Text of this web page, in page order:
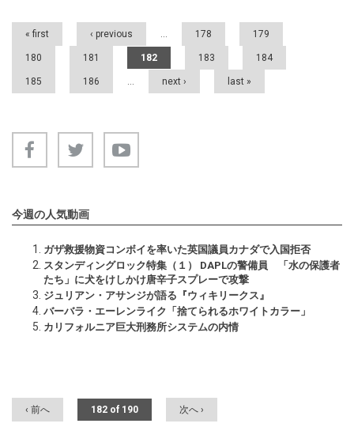
Pages
« first ‹ previous … 178 179
180 181 182 183 184
185 186 … next › last »
今週の人気動画
ガザ救援物資コンボイを率いた英国議員カナダで入国拒否
スタンディングロック特集（１） DAPLの警備員 「水の保護者
たち」に犬をけしかけ唐辛子スプレーで攻撃
ジュリアン・アサンジが語る『ウィキリークス』
バーバラ・エーレンライク「捨てられるホワイトカラー」
カリフォルニア巨大刑務所システムの内情
‹ 前へ 182 of 190 次へ ›